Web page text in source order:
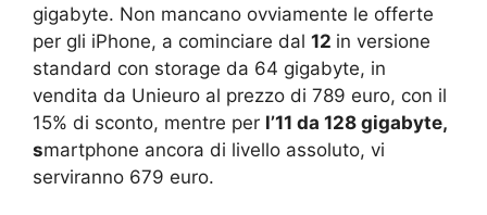
gigabyte. Non mancano ovviamente le offerte
per gli iPhone, a cominciare dal 12 in versione
standard con storage da 64 gigabyte, in
vendita da Unieuro al prezzo di 789 euro, con il
15% di sconto, mentre per l’11 da 128 gigabyte,
smartphone ancora di livello assoluto, vi
serviranno 679 euro.